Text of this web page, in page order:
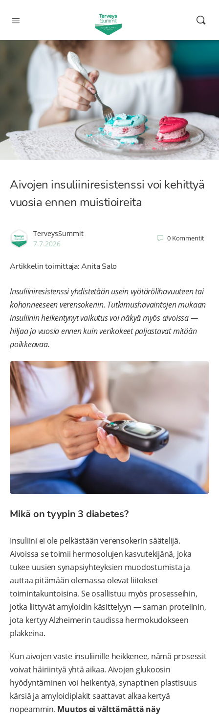
Aivojen insuliiniresistenssi voi kehittyä
vuosia ennen muistioireita
TerveysSummit
7.7.2026
0 Kommentit
Artikkelin toimittaja: Anita Salo
Insuliiniresistenssi yhdistetään usein vyötärölihavuuteen tai
kohonneeseen verensokeriin. Tutkimushavaintojen mukaan
insuliinin heikentynyt vaikutus voi näkyä myös aivoissa —
hiljaa ja vuosia ennen kuin verikokeet paljastavat mitään
poikkeavaa.
Mikä on tyypin 3 diabetes?
Insuliini ei ole pelkästään verensokerin säätelijä.
Aivoissa se toimii hermosolujen kasvutekijänä, joka
tukee uusien synapsiyhteyksien muodostumista ja
auttaa pitämään olemassa olevat liitokset
toimintakuntoisina. Se osallistuu myös prosesseihin,
jotka liittyvät amyloidin käsittelyyn — saman proteiinin,
jota kertyy Alzheimerin taudissa hermokudokseen
plakkeina.
Kun aivojen vaste insuliinille heikkenee, nämä prosessit
voivat häiriintyä yhtä aikaa. Aivojen glukoosin
hyödyntäminen voi heikentyä, synaptinen plastisuus
kärsiä ja amyloidiplakit saattavat alkaa kertyä
nopeammin. Muutos ei välttämättä näy